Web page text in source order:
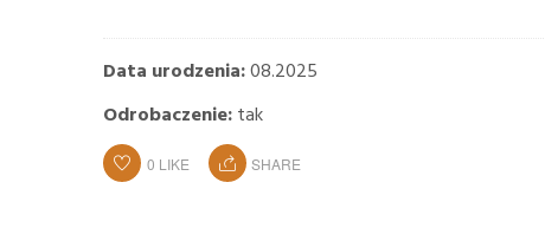
Data urodzenia:08.2025
Odrobaczenie:tak
0 LIKE SHARE